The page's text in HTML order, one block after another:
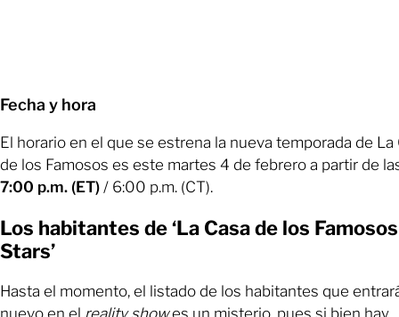
Fecha y hora
El horario en el que se estrena la nueva temporada de La
de los Famosos es este martes 4 de febrero a partir de
7:00 p.m. (ET) / 6:00 p.m. (CT).
Los habitantes de ‘La Casa de los
Stars’
Hasta el momento, el listado de los habitantes que
nuevo en el reality showes un misterio, pues si bien hay